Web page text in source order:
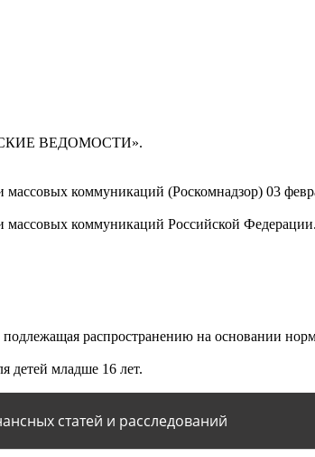
ВЕДОМОСТИ».
коммуникаций (Роскомнадзор) 03
массовых коммуникаций Российской Федерации.
распространению на основании
детей младше 16 лет.
статей и расследований